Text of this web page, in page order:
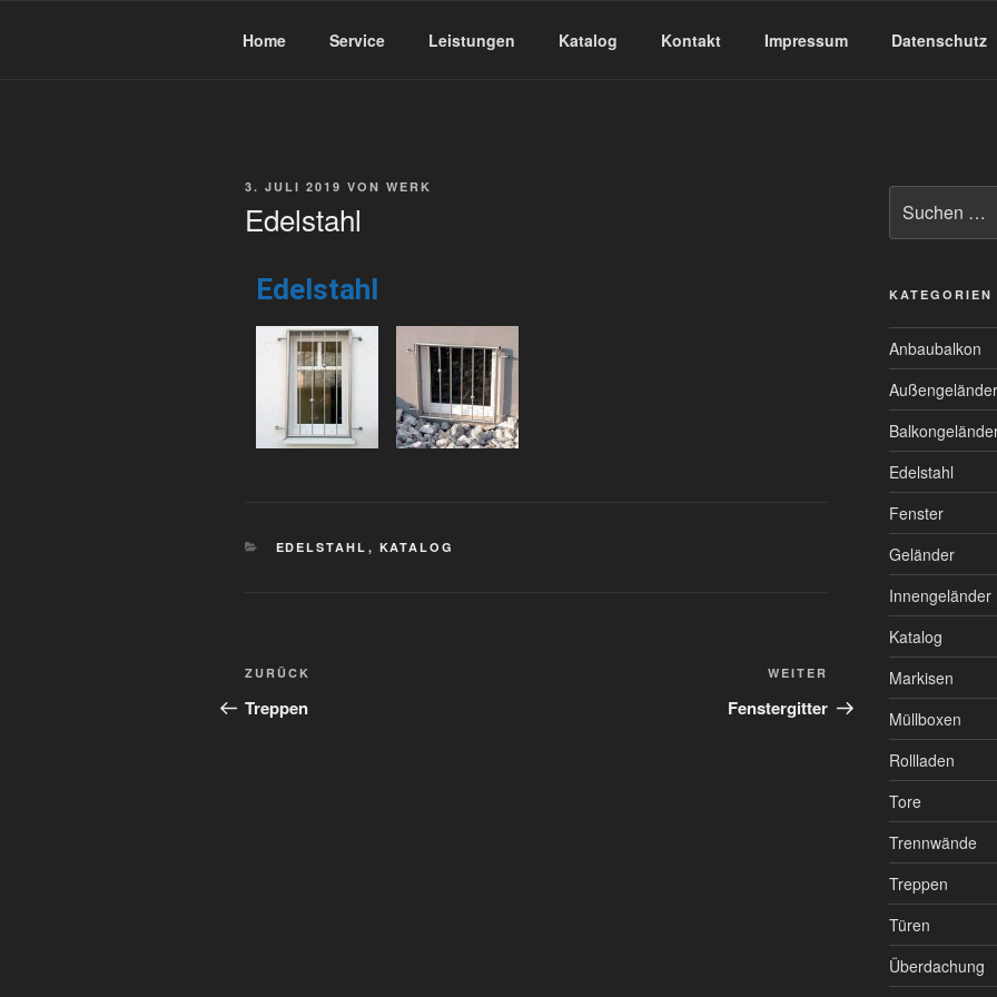
BEIMDICK
Home Service Leistungen Katalog Kontakt Impressum Datenschutz
3. JULI 2019 VON WERK
Edelstahl
Edelstahl
EDELSTAHL , KATALOG
ZURÜCK
Treppen
WEITER
Fenstergitter
KATEGORIEN
Anbaubalkon
Außengeländer
Edelstahl
Fenster
Geländer
Innengeländer
Katalog
Markisen
Müllboxen
Rollladen
Tore
Trennwände
Treppen
Türen
Überdachung